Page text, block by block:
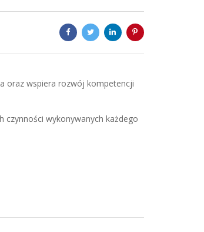
oraz wspiera rozwój kompetencji
czynności wykonywanych każdego